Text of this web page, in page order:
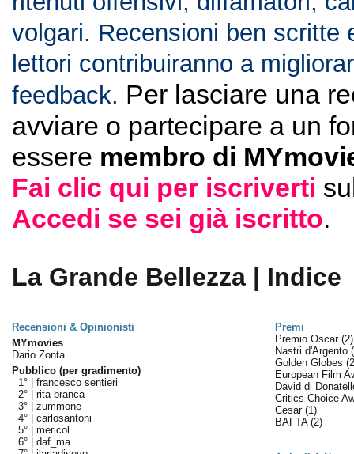
volgari. Recensioni ben scritte
lettori contribuiranno a
feedback. Per lasciare una
avviare o partecipare a un
essere membro di
Fai clic qui per iscriverti
Accedi se sei già iscritto.
La Grande Bellezza | Indice
Recensioni & Opinionisti
Premi
MYmovies
Dario Zonta
Pubblico (per gradimento)
1° | francesco sentieri
2° | rita branca
3° | zummone
4° | carlosantoni
5° | mericol
6° | daf_ma
Premio Oscar (2)
Nastri d'Argento
Golden Globes
European Film
David di
Critics Choice
Cesar (1)
BAFTA (2)